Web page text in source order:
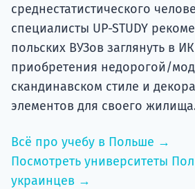
среднестатистического
специалисты UP-STUDY
польских ВУЗов заглянуть в
приобретения недорогой/
скандинавском стиле и
элементов для своего
Всё про учебу в Польше →
Посмотреть университеты
украинцев →